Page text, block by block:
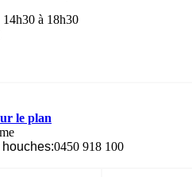
à 18h30
:0450 918 100